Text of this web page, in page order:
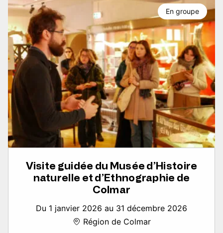
Visite guidée du Musée d’Histoire
naturelle et d’Ethnographie de
Colmar
Du 1 janvier 2026 au 31 décembre 2026
Région de Colmar
En groupe